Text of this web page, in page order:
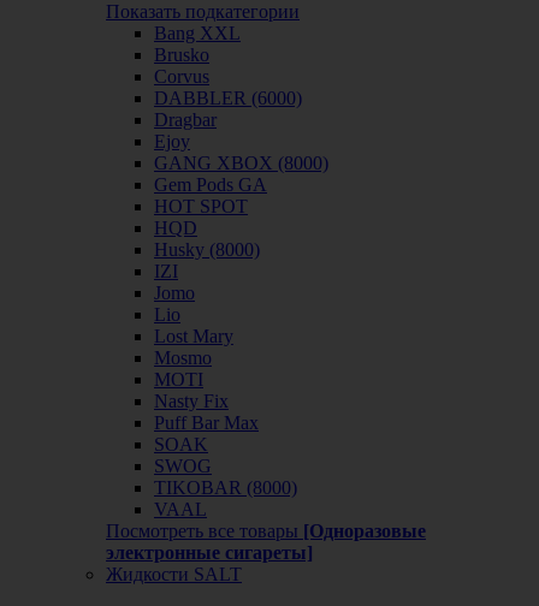
Показать подкатегории
Bang XXL
Brusko
Corvus
DABBLER (6000)
Dragbar
Ejoy
GANG XBOX (8000)
Gem Pods GA
HOT SPOT
HQD
Husky (8000)
IZI
Jomo
Lio
Lost Mary
Mosmo
MOTI
Nasty Fix
Puff Bar Max
SOAK
SWOG
TIKOBAR (8000)
VAAL
Посмотреть все товары [Одноразовые
электронные сигареты]
Жидкости SALT